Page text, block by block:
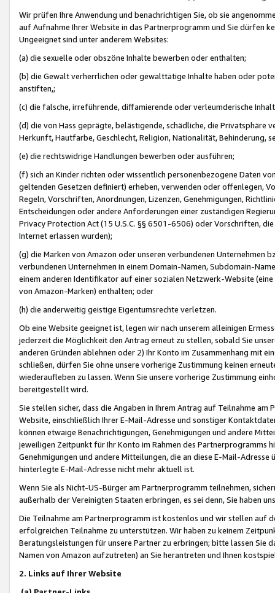
Wir prüfen Ihre Anwendung und benachrichtigen Sie, ob sie
auf Aufnahme Ihrer Website in das Partnerprogramm und Sie dürfen
Ungeeignet sind unter anderem Websites:
(a) die sexuelle oder obszöne Inhalte bewerben oder enthalten;
(b) die Gewalt verherrlichen oder gewalttätige Inhalte haben oder
anstiften,;
(c) die falsche, irreführende, diffamierende oder verleumderische
(d) die von Hass geprägte, belästigende, schädliche, die Privatsphäre
Herkunft, Hautfarbe, Geschlecht, Religion, Nationalität, Behinderung,
(e) die rechtswidrige Handlungen bewerben oder ausführen;
(f) sich an Kinder richten oder wissentlich personenbezogene Daten
geltenden Gesetzen definiert) erheben, verwenden oder offenlegen,
Regeln, Vorschriften, Anordnungen, Lizenzen, Genehmigungen,
Entscheidungen oder andere Anforderungen einer zuständigen
Privacy Protection Act (15 U.S.C. §§ 6501-6506) oder Vorschriften,
Internet erlassen wurden);
(g) die Marken von Amazon oder unseren verbundenen Unternehmen
verbundenen Unternehmen in einem Domain-Namen, Subdomain-
einem anderen Identifikator auf einer sozialen Netzwerk-Website
von Amazon-Marken) enthalten; oder
(h) die anderweitig geistige Eigentumsrechte verletzen.
Ob eine Website geeignet ist, legen wir nach unserem alleinigen
jederzeit die Möglichkeit den Antrag erneut zu stellen, sobald Sie
anderen Gründen ablehnen oder 2) Ihr Konto im Zusammenhang mit
schließen, dürfen Sie ohne unsere vorherige Zustimmung keinen
wiederaufleben zu lassen. Wenn Sie unsere vorherige Zustimmung
bereitgestellt wird.
Sie stellen sicher, dass die Angaben in Ihrem Antrag auf Teilnahme
Website, einschließlich Ihrer E-Mail-Adresse und sonstiger
können etwaige Benachrichtigungen, Genehmigungen und andere
jeweiligen Zeitpunkt für Ihr Konto im Rahmen des Partnerprogramms
Genehmigungen und andere Mitteilungen, die an diese E-Mail-
hinterlegte E-Mail-Adresse nicht mehr aktuell ist.
Wenn Sie als Nicht-US-Bürger am Partnerprogramm teilnehmen,
außerhalb der Vereinigten Staaten erbringen, es sei denn, Sie haben
Die Teilnahme am Partnerprogramm ist kostenlos und wir stellen auf
erfolgreichen Teilnahme zu unterstützen. Wir haben zu keinem
Beratungsleistungen für unsere Partner zu erbringen; bitte lassen Sie
Namen von Amazon aufzutreten) an Sie herantreten und Ihnen
2. Links auf Ihrer Website